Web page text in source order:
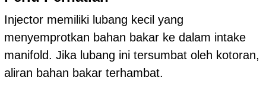
Injector memiliki lubang kecil yang
menyemprotkan bahan bakar ke dalam intake
manifold. Jika lubang ini tersumbat oleh kotoran,
aliran bahan bakar terhambat.